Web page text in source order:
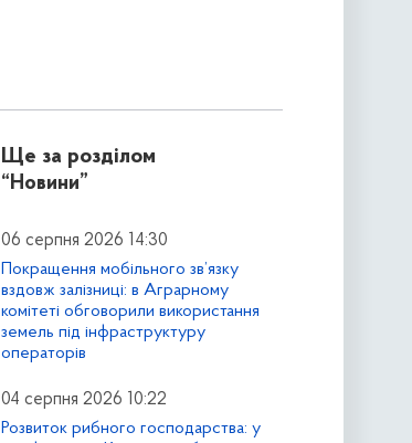
Ще за розділом
“Новини”
06 серпня 2026 14:30
Покращення мобільного зв’язку
вздовж залізниці: в Аграрному
комітеті обговорили використання
земель під інфраструктуру
операторів
04 серпня 2026 10:22
Розвиток рибного господарства: у